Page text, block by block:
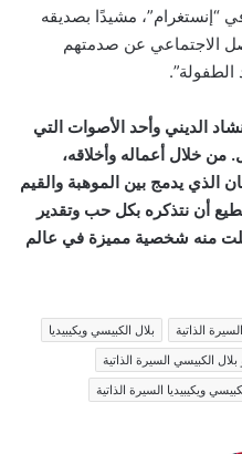
“إنستغرام”، مشيدًا بصديقه
الاجتماعي عن صدمتهم
الطفولة”.
الديني وأحد الأصوات التي
من خلال أعماله وأخلاقه،
الذي يدمج بين الموهبة والقيم
أن نتذكره بكل حب وتقدير
منه شخصية مميزة في عالم
الذاتية
بلال الكبيسي ويكيبيديا
الكبيسي السيرة الذاتية
ويكيبيديا السيرة الذاتية